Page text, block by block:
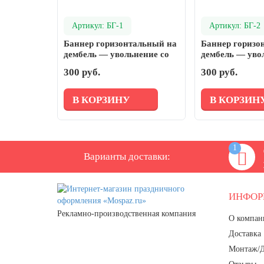
27 марта, День театра
1 апреля, День смеха
18 апреля, Дни исторического и
культурного наследия
1 мая, праздник Весны и Труда
6 мая, День герба и флага города
Москвы
Артикул: БГ-1
Баннер горизонтальный на
дембель — увольнение со
300 руб.
В КОРЗИНУ
Артикул: БГ-2
Баннер
дембель —
300 руб.
В
Варианты доставки:
1
Рекламно-производственная компания
О
Доставка
Монтаж/